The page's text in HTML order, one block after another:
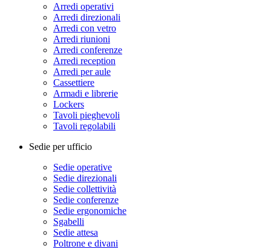
Arredi operativi
Arredi direzionali
Arredi con vetro
Arredi riunioni
Arredi conferenze
Arredi reception
Arredi per aule
Cassettiere
Armadi e librerie
Lockers
Tavoli pieghevoli
Tavoli regolabili
Sedie per ufficio
Sedie operative
Sedie direzionali
Sedie collettività
Sedie conferenze
Sedie ergonomiche
Sgabelli
Sedie attesa
Poltrone e divani